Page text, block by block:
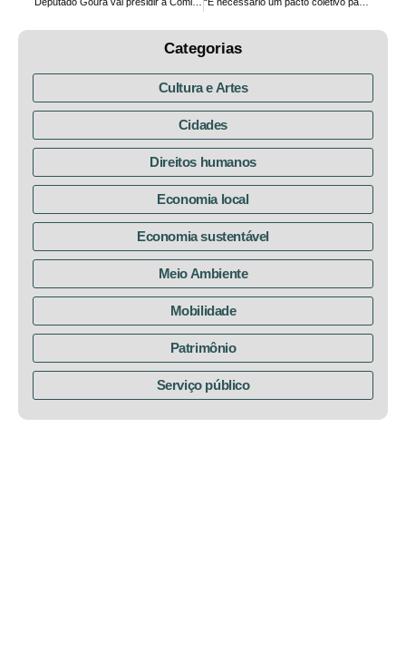
Categorias
Cultura e Artes
Cidades
Direitos humanos
Economia local
Economia sustentável
Meio Ambiente
Mobilidade
Patrimônio
Serviço público